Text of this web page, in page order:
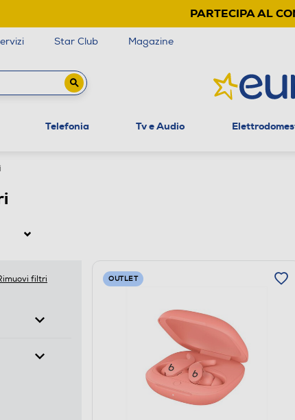
PARTECIPA AL
Star Club Magazine
Telefonia Tv e Audio
filtri OUTLET